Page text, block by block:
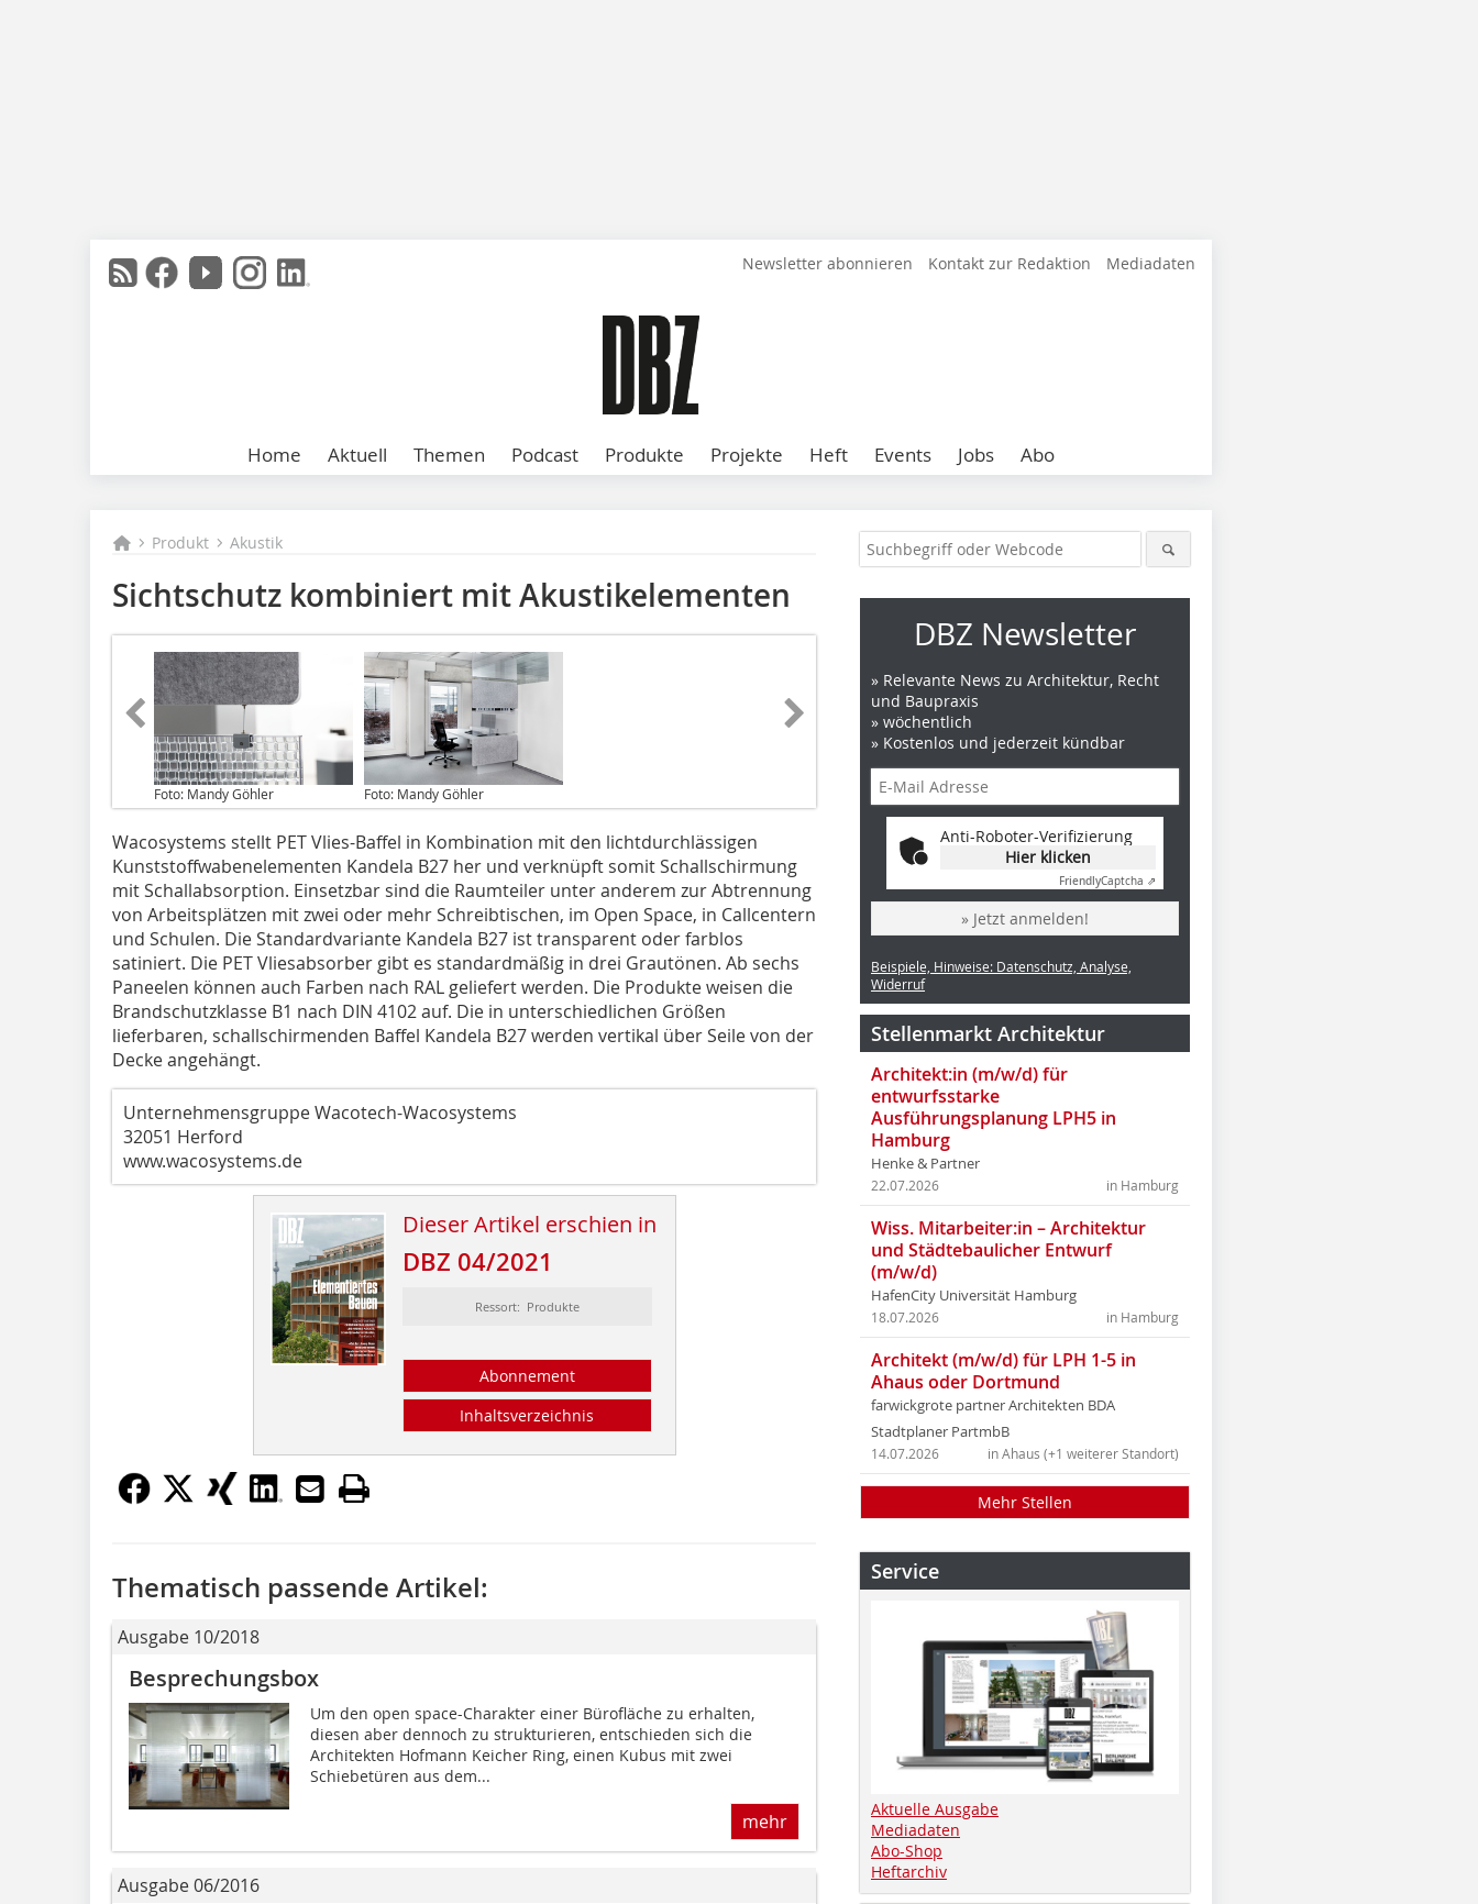
Newsletter abonnieren Kontakt zur Redaktion Mediadaten
Home Aktuell Themen Podcast Produkte Projekte Heft Events Jobs Abo
Produkt Akustik
Sichtschutz kombiniert mit Akustikelementen
Foto: Mandy Göhler Foto: Mandy Göhler
Wacosystems stellt PET Vlies-Baffel in Kombination mit den lichtdurchlässigen
Kunststoffwabenelementen Kandela B27 her und verknüpft somit Schallschirmung
mit Schallabsorption. Einsetzbar sind die Raumteiler unter anderem zur Abtrennung
von Arbeitsplätzen mit zwei oder mehr Schreibtischen, im Open Space, in Callcentern
und Schulen. Die Standardvariante Kandela B27 ist transparent oder farblos
satiniert. Die PET Vliesabsorber gibt es standardmäßig in drei Grautönen. Ab sechs
Paneelen können auch Farben nach RAL geliefert werden. Die Produkte weisen die
Brandschutzklasse B1 nach DIN 4102 auf. Die in unterschiedlichen Größen
lieferbaren, schallschirmenden Baffel Kandela B27 werden vertikal über Seile von der
Decke angehängt.
Unternehmensgruppe Wacotech-Wacosystems
32051 Herford
www.wacosystems.de
Dieser Artikel erschien in
DBZ 04/2021
Ressort: Produkte
Abonnement
Inhaltsverzeichnis
Thematisch passende Artikel:
Ausgabe 10/2018
Besprechungsbox
Um den open space-Charakter einer Bürofläche zu erhalten,
diesen aber dennoch zu strukturieren, entschieden sich die
Architekten Hofmann Keicher Ring, einen Kubus mit zwei
Schiebetüren aus dem...
mehr
Ausgabe 06/2016
DBZ Newsletter
» Relevante News zu Architektur, Recht
und Baupraxis
» wöchentlich
» Kostenlos und jederzeit kündbar
Anti-Roboter-Verifizierung
Hier klicken
FriendlyCaptcha ⇗
» Jetzt anmelden!
Beispiele, Hinweise: Datenschutz, Analyse,
Widerruf
Stellenmarkt Architektur
Architekt:in (m/w/d) für
entwurfsstarke
Ausführungsplanung LPH5 in
Hamburg
Henke & Partner
in Hamburg
22.07.2026
Wiss. Mitarbeiter:in – Architektur
und Städtebaulicher Entwurf
(m/w/d)
HafenCity Universität Hamburg
in Hamburg
18.07.2026
Architekt (m/w/d) für LPH 1-5 in
Ahaus oder Dortmund
farwickgrote partner Architekten BDA
Stadtplaner PartmbB
in Ahaus (+1 weiterer Standort)
14.07.2026
Mehr Stellen
Service
Aktuelle Ausgabe
Mediadaten
Abo-Shop
Heftarchiv